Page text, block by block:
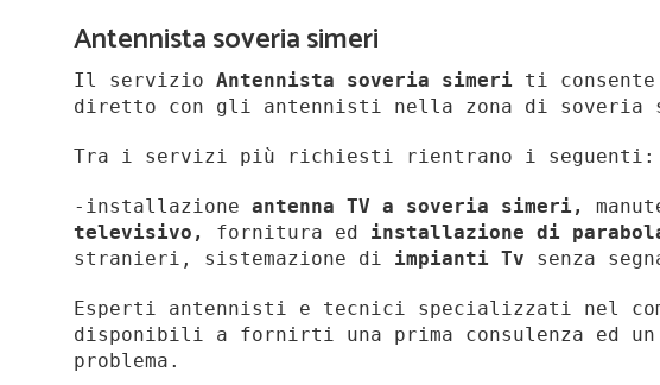
Antennista soveria simeri
Il servizio Antennista soveria simeri ti
diretto con gli antennisti nella zona di soveria
Tra i servizi più richiesti rientrano i seguenti:
-installazione antenna TV a soveria simeri,
televisivo, fornitura ed installazione di
stranieri, sistemazione di impianti Tv senza
Esperti antennisti e tecnici specializzati nel
disponibili a fornirti una prima consulenza ed
problema.